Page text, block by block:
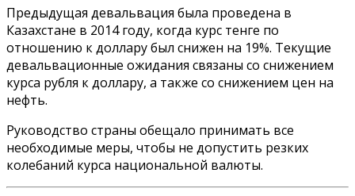
Предыдущая девальвация была проведена в
Казахстане в 2014 году, когда курс тенге по
отношению к доллару был снижен на 19%. Текущие
девальвационные ожидания связаны со снижением
курса рубля к доллару, а также со снижением цен на
нефть.
Руководство страны обещало принимать все
необходимые меры, чтобы не допустить резких
колебаний курса национальной валюты.